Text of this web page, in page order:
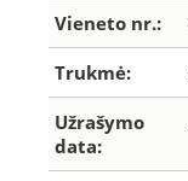
Vieneto nr.:
Trukmė:
Užrašymo
data: